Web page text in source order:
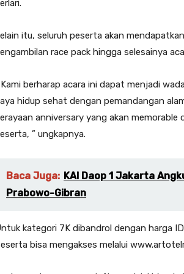
itu, seluruh peserta akan
race pack hingga selesainya
Kami berharap acara ini dapat menjadi
hidup sehat dengan pemandangan
anniversary yang akan
” ungkapnya.
Baca Juga: KAI Daop 1 Jakarta
Prabowo-Gibran
kategori 7K dibandrol dengan harga
bisa mengakses melalui